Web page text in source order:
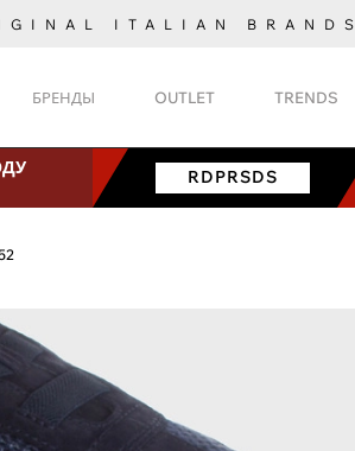
ITALIAN BRANDS
БРЕНДЫ OUTLET TRENDS
RDPRSDS